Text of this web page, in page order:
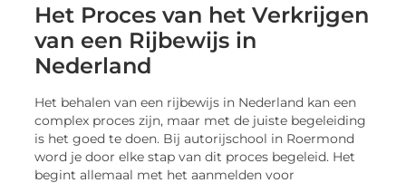
Het Proces van het Verkrijgen
van een Rijbewijs in
Nederland
Het behalen van een rijbewijs in Nederland kan een
complex proces zijn, maar met de juiste begeleiding
is het goed te doen. Bij autorijschool in Roermond
word je door elke stap van dit proces begeleid. Het
begint allemaal met het aanmelden voor